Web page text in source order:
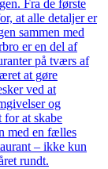
Fra de første
at alle detaljer er
sammen med
er en del af
på tværs af
at gøre
ved at
og
at skabe
med en fælles
– ikke kun
rundt.